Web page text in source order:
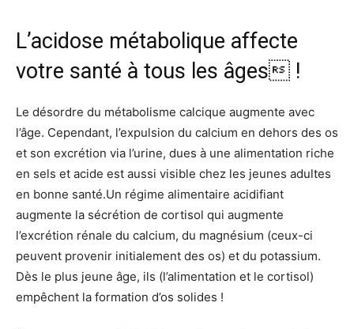
L’acidose métabolique affecte
votre santé à tous les âges !
Le désordre du métabolisme calcique augmente avec
l’âge. Cependant, l’expulsion du calcium en dehors des os
et son excrétion via l’urine, dues à une alimentation riche
en sels et acide est aussi visible chez les jeunes adultes
en bonne santé.Un régime alimentaire acidifiant
augmente la sécrétion de cortisol qui augmente
l’excrétion rénale du calcium, du magnésium (ceux-ci
peuvent provenir initialement des os) et du potassium.
Dès le plus jeune âge, ils (l’alimentation et le cortisol)
empêchent la formation d’os solides !